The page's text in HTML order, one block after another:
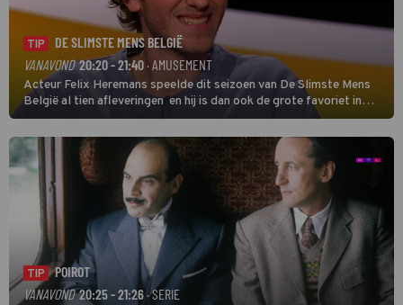
TIP
DE SLIMSTE MENS BELGIË
VANAVOND 20:20 - 21:40· AMUSEMENT
Acteur Felix Heremans speelde dit seizoen van De Slimste Mens
België al tien afleveringen en hij is dan ook de grote favoriet in
deze seizoensfinale. En er is Nederlandse inbreng, want komiek
Soundos El Ahmadi neemt plaats aan de jurytafel.
TIP
POIROT
VANAVOND 20:25 - 21:26 · SERIE